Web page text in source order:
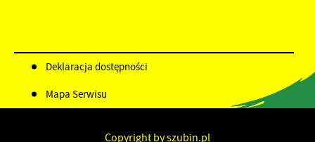
Deklaracja dostępności
Mapa Serwisu
Copyright by szubin.pl